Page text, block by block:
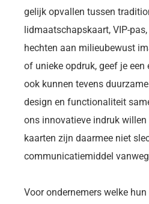
gelijk opvallen tussen
lidmaatschapskaart, VIP-
hechten aan milieubewust
of unieke opdruk, geef je
ook kunnen tevens
design en functionaliteit
ons innovatieve indruk
kaarten zijn daarmee niet
communicatiemiddel
Voor ondernemers welke